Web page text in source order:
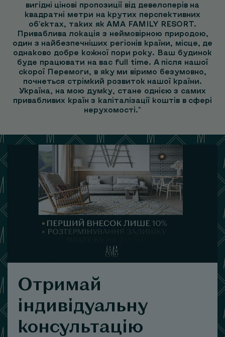
вигідні цінові пропозиції від девелоперів на
квадратні метри на крутих перспективних
об’єктах, таких як AMA FAMILY RESORT.
Приваблива локація з неймовірною природою,
один з найбезпечніших регіонів країни, місце, де
однаково добре кожної пори року. Ваш будинок
буде працювати на вас full time. А після нашої
скорої Перемоги, в яку ми віримо безумовно,
почнеться стрімкий розвиток нашої країни.
Україна, на мою думку, стане однією з самих
привабливих країн з капіталізації коштів в сфері
нерухомості."
Отримай
індивідуальну
консультацію